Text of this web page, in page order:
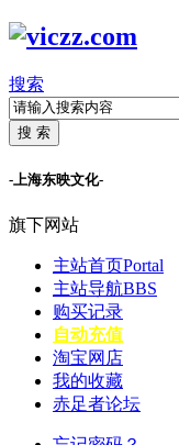
搜索
搜 索
-上海东映文化-
旗下网站
主站首页Portal
主站导航BBS
购买记录
自动充值
淘宝网店
我的收藏
赤足者论坛